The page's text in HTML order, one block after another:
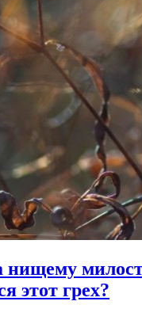
нищему
этот грех?